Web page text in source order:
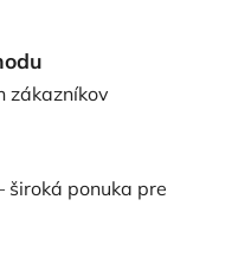
zákazníkov
široká ponuka pre